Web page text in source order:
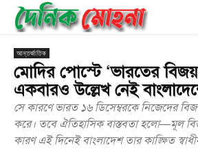
আন্তর্জাতিক
মোদির পোস্টে ‘ভারতের
একবারও উল্লেখ নেই
সে কারণে ভারত ১৬ ডিসেম্বরকে নিজেদের
করে। তবে ঐতিহাসিক বাস্তবতা হলো—মূল
কারণ এই দিনেই বাংলাদেশ তার কাঙ্ক্ষিত